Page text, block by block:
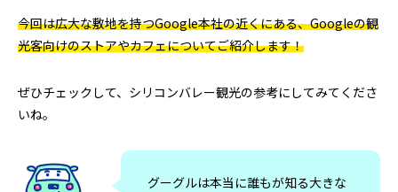
日清カップヌードルはなぜ世界で売れる
のか｜アラスカで見た日清食品の世界展
アラスカのオーロ
今回は広大な敷地を持つGoogle本社の近くにある、Googleの観
光客向けのストアやカフェについてご紹介します！
ぜひチェックして、シリコンバレー観光の参考にしてみてくださ
いね。
グーグルは本当に誰もが知る大きな